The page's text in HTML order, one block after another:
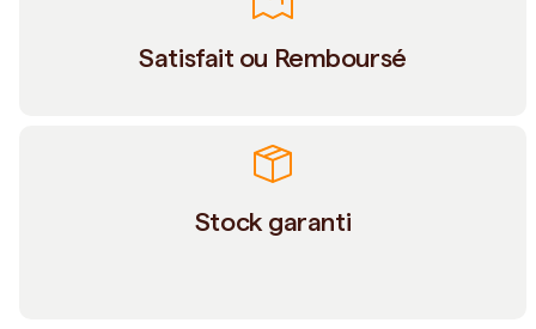
Satisfait ou Remboursé
Stock garanti